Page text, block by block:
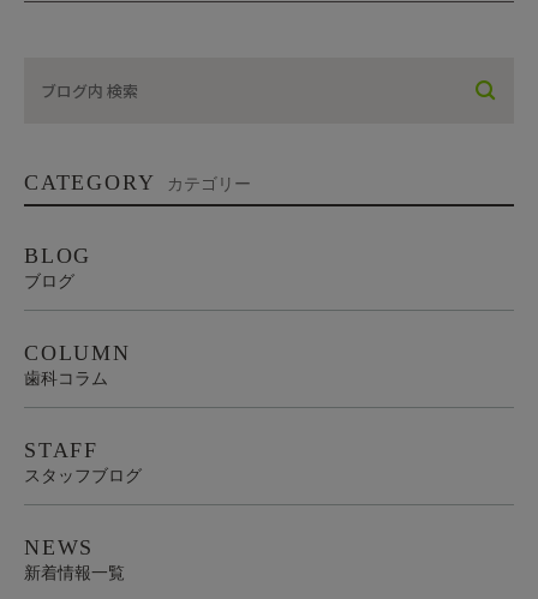
CATEGORY カテゴリー
BLOG
ブログ
COLUMN
歯科コラム
STAFF
スタッフブログ
NEWS
新着情報一覧